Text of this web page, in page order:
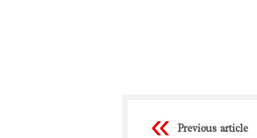
Previous article